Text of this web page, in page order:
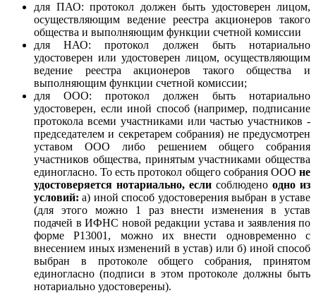
для ПАО: протокол должен быть удостоверен лицом,
осуществляющим ведение реестра акционеров такого
общества и выполняющим функции счетной комиссии
для НАО: протокол должен быть нотариально
удостоверен или удостоверен лицом, осуществляющим
ведение реестра акционеров такого общества и
выполняющим функции счетной комиссии;
для ООО: протокол должен быть нотариально
удостоверен, если иной способ (например, подписание
протокола всеми участниками или частью участников -
председателем и секретарем собрания) не предусмотрен
уставом ООО либо решением общего собрания
участников общества, принятым участниками общества
единогласно. То есть протокол общего собрания ООО не
удостоверяется нотариально, если соблюдено одно из
условий:а) иной способ удостоверения выбран в уставе
(для этого можно 1 раз внести изменения в устав
подачей в ИФНС новой редакции устава и заявления по
форме Р13001, можно их внести одновременно с
внесением иных изменений в устав) или б) иной способ
выбран в протоколе общего собрания, принятом
единогласно (подписи в этом протоколе должны быть
нотариально удостоверены).